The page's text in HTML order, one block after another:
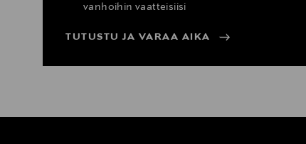
vanhoihin vaatteisiisi
TUTUSTU JA VARAA AIKA